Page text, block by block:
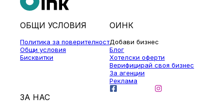
ОБЩИ УСЛОВИЯ
Политика за поверителност
Общи условия
Бисквитки
ОИНК
Добави бизнес
Блог
Хотелски оферти
Верифицирай своя бизнес
За агенции
Реклама
ЗА НАС